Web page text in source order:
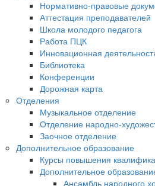
Нормативно-правовые
Аттестация преподавателей
Школа молодого педагога
Работа ПЦК
Инновационная
Библиотека
Конференции
Дорожная карта
Отделения
Музыкальное отделение
Отделение народно-
Заочное отделение
Дополнительное образование
Курсы повышения
Дополнительное
Ансамбль народного